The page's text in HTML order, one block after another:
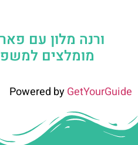
ורנה מלון עם
מומלצים
Powered byGetYourGuide